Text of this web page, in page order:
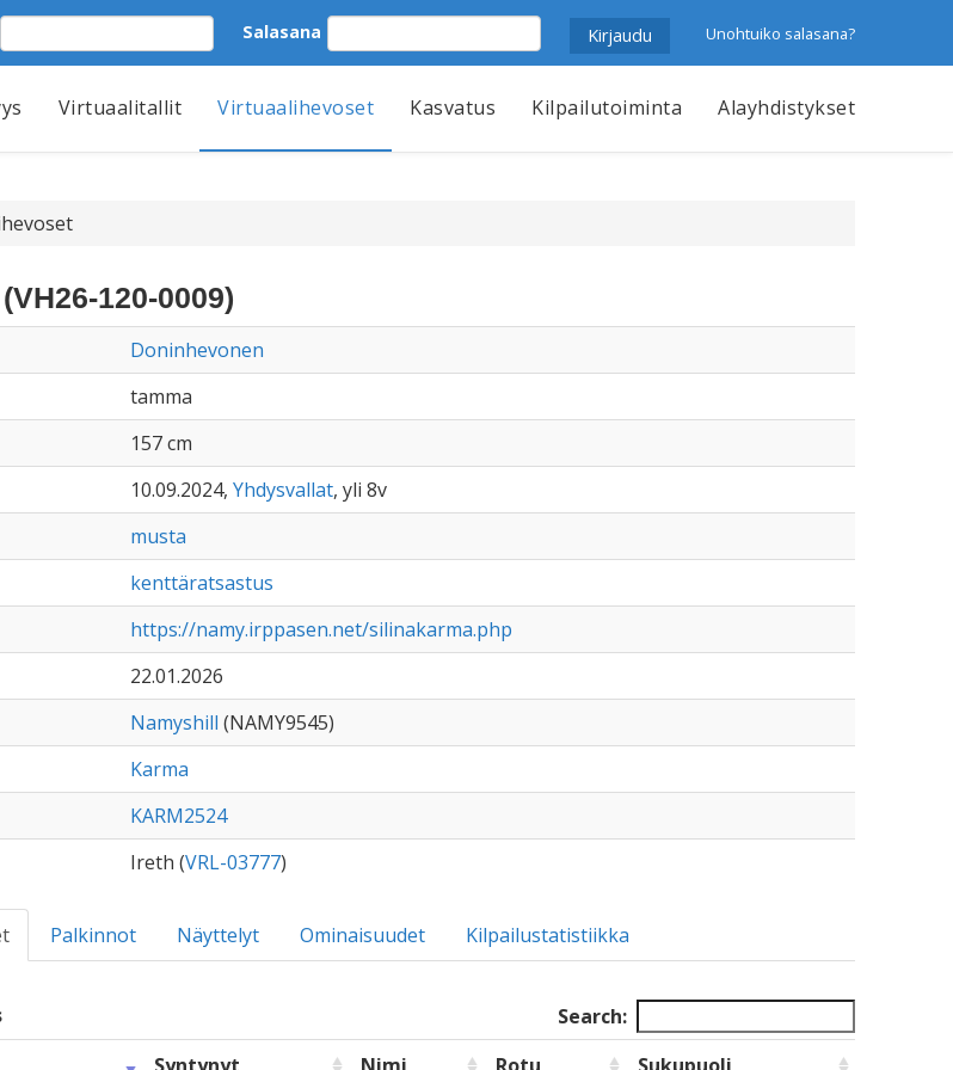
Salasana Unohtuiko salasana?
Virtuaalitallit Virtuaalihevoset Kasvatus Kilpailutoiminta Alayhdistykset
120-0009)
Doninhevonen
tamma
157 cm
10.09.2024, Yhdysvallat, yli 8v
musta
kenttäratsastus
https://namy.irppasen.net/silinakarma.php
22.01.2026
Namyshill (NAMY9545)
Karma
KARM2524
Ireth (VRL-03777)
Palkinnot Näyttelyt Ominaisuudet Kilpailustatistiikka
Search: